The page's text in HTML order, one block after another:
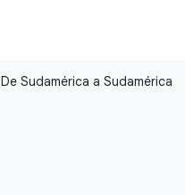
De Sudamérica a Sudamérica